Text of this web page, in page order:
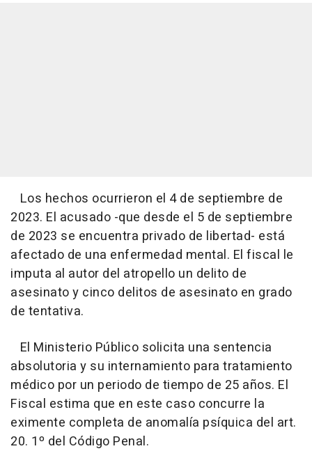
Los hechos ocurrieron el 4 de septiembre de
2023. El acusado -que desde el 5 de septiembre
de 2023 se encuentra privado de libertad- está
afectado de una enfermedad mental. El fiscal le
imputa al autor del atropello un delito de
asesinato y cinco delitos de asesinato en grado
de tentativa.
El Ministerio Público solicita una sentencia
absolutoria y su internamiento para tratamiento
médico por un periodo de tiempo de 25 años. El
Fiscal estima que en este caso concurre la
eximente completa de anomalía psíquica del art.
20. 1º del Código Penal.